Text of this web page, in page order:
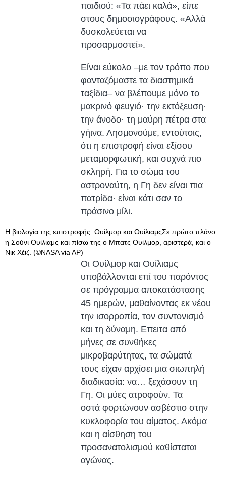
παιδιού: «Τα πάει καλά», είπε
στους δημοσιογράφους. «Αλλά
δυσκολεύεται να
προσαρμοστεί».
Είναι εύκολο –με τον τρόπο που
φανταζόμαστε τα διαστημικά
ταξίδια– να βλέπουμε μόνο το
μακρινό φευγιό· την εκτόξευση·
την άνοδο· τη μαύρη πέτρα στα
γήινα. Λησμονούμε, εντούτοις,
ότι η επιστροφή είναι εξίσου
μεταμορφωτική, και συχνά πιο
σκληρή. Για το σώμα του
αστροναύτη, η Γη δεν είναι πια
πατρίδα· είναι κάτι σαν το
πράσινο μίλι.
Η βιολογία της επιστροφής: Ουίλμορ και ΟυίλιαμςΣε πρώτο πλάνο
η Σούνι Ουίλιαμς και πίσω της ο Μπατς Ουίλμορ, αριστερά, και ο
Νικ Χέιζ. (©NASA via AP)
Οι Ουίλμορ και Ουίλιαμς
υποβάλλονται επί του παρόντος
σε πρόγραμμα αποκατάστασης
45 ημερών, μαθαίνοντας εκ νέου
την ισορροπία, τον συντονισμό
και τη δύναμη. Επειτα από
μήνες σε συνθήκες
μικροβαρύτητας, τα σώματά
τους είχαν αρχίσει μια σιωπηλή
διαδικασία: να… ξεχάσουν τη
Γη. Οι μύες ατροφούν. Τα
οστά φορτώνουν ασβέστιο στην
κυκλοφορία του αίματος. Ακόμα
και η αίσθηση του
προσανατολισμού καθίσταται
αγώνας.